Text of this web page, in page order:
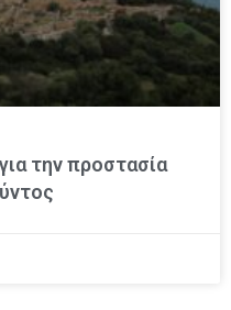
την προστασία